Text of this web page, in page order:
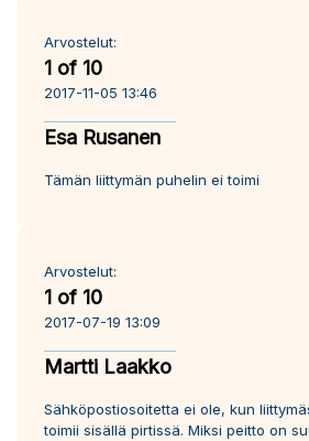
Arvostelut:
1 of 10
2017-11-05 13:46
Esa Rusanen
Tämän liittymän puhelin ei toimi
Arvostelut:
1 of 10
2017-07-19 13:09
Martti Laakko
Sähköpostiosoitetta ei ole, kun
toimii sisällä pirtissä. Miksi peitto on